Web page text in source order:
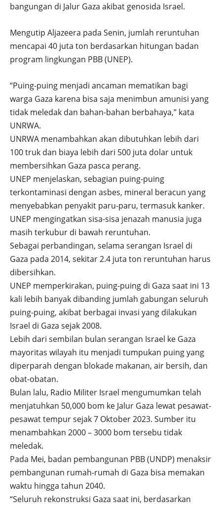
bangungan di Jalur Gaza akibat genosida Israel.
Mengutip Aljazeera pada Senin, jumlah reruntuhan
mencapai 40 juta ton berdasarkan hitungan badan
program lingkungan PBB (UNEP).
“Puing-puing menjadi ancaman mematikan bagi
warga Gaza karena bisa saja menimbun amunisi yang
tidak meledak dan bahan-bahan berbahaya,” kata
UNRWA.
UNRWA menambahkan akan dibutuhkan lebih dari
100 truk dan biaya lebih dari 500 juta dolar untuk
membersihkan Gaza pasca perang.
UNEP menjelaskan, sebagian puing-puing
terkontaminasi dengan asbes, mineral beracun yang
menyebabkan penyakit paru-paru, termasuk kanker.
UNEP mengingatkan sisa-sisa jenazah manusia juga
masih terkubur di bawah reruntuhan.
Sebagai perbandingan, selama serangan Israel di
Gaza pada 2014, sekitar 2.4 juta ton reruntuhan harus
dibersihkan.
UNEP memperkirakan, puing-puing di Gaza saat ini 13
kali lebih banyak dibanding jumlah gabungan seluruh
puing-puing, akibat berbagai invasi yang dilakukan
Israel di Gaza sejak 2008.
Lebih dari sembilan bulan serangan Israel ke Gaza
mayoritas wilayah itu menjadi tumpukan puing yang
diperparah dengan blokade makanan, air bersih, dan
obat-obatan.
Bulan lalu, Radio Militer Israel mengumumkan telah
menjatuhkan 50,000 bom ke Jalur Gaza lewat pesawat-
pesawat tempur sejak 7 Oktober 2023. Sumber itu
menambahkan 2000 – 3000 bom tersebu tidak
meledak.
Pada Mei, badan pembangunan PBB (UNDP) menaksir
pembangunan rumah-rumah di Gaza bisa memakan
waktu hingga tahun 2040.
“Seluruh rekonstruksi Gaza saat ini, berdasarkan